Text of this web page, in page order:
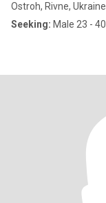
Ostroh, Rivne, Ukraine
Seeking: Male 23 - 40